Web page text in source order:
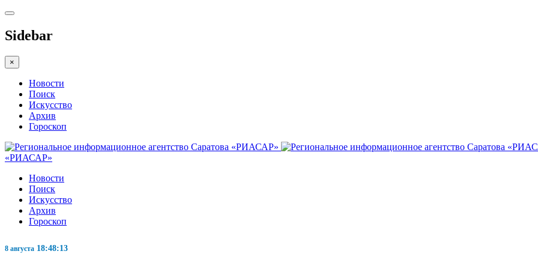
Sidebar
×
Новости
Поиск
Искусство
Архив
Гороскоп
«РИАСАР»
Новости
Поиск
Искусство
Архив
Гороскоп
8 августа 18:48:14